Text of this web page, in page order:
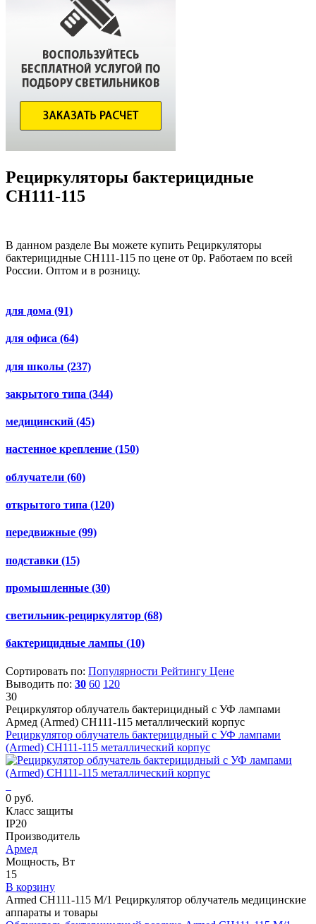
Рециркуляторы бактерицидные
СH111-115
В данном разделе Вы можете купить Рециркуляторы
бактерицидные СH111-115 по цене от 0р. Работаем по всей
России. Оптом и в розницу.
для дома (91)
для офиса (64)
для школы (237)
закрытого типа (344)
медицинский (45)
настенное крепление (150)
облучатели (60)
открытого типа (120)
передвижные (99)
подставки (15)
промышленные (30)
светильник-рециркулятор (68)
бактерицидные лампы (10)
Сортировать по: Популярности Рейтингу Цене
Выводить по: 30 60 120
30
Рециркулятор облучатель бактерицидный с УФ лампами
Армед (Armed) СH111-115 металлический корпус
Рециркулятор облучатель бактерицидный с УФ лампами
(Armed) СH111-115 металлический корпус
0 руб.
Класс защиты
IP20
Производитель
Армед
Мощность, Вт
15
В корзину
Armed СH111-115 М/1 Рециркулятор облучатель медицинские
аппараты и товары